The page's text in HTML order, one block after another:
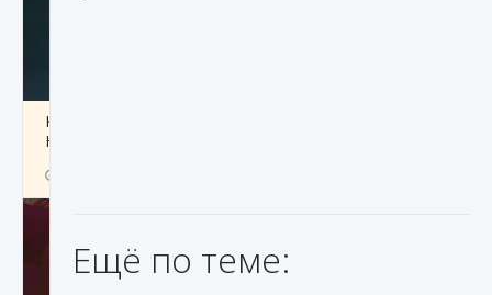
Как проверить статус сервера Delta Force
Hawk Ops
Ещё по теме: